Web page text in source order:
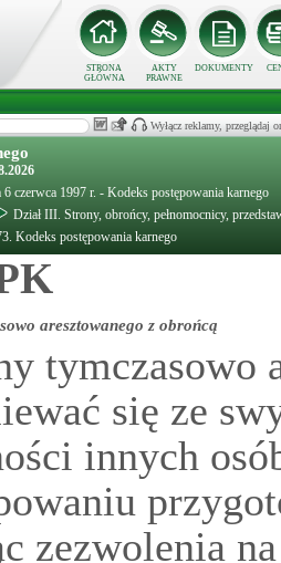
STRONA
GŁÓWNA
AKTY
PRAWNE
DOKUMENTY
Wyłącz reklamy, przeglądaj
czerwca 1997 r. - Kodeks postępowania karnego
Dział III. Strony, obrońcy, pełnomocnicy,
Kodeks postępowania karnego
aresztowanego z obrońcą
tymczasowo
się ze
innych
zezwolenia